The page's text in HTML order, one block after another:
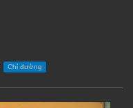
Chỉ đường